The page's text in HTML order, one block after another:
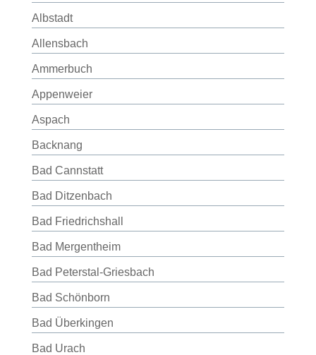
Albstadt
Allensbach
Ammerbuch
Appenweier
Aspach
Backnang
Bad Cannstatt
Bad Ditzenbach
Bad Friedrichshall
Bad Mergentheim
Bad Peterstal-Griesbach
Bad Schönborn
Bad Überkingen
Bad Urach